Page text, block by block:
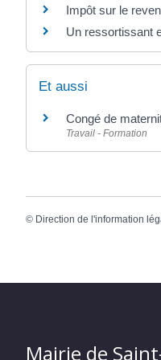
Impôt sur le
Un ressortissant
Et aussi
Congé de
Travail - Formation
© Direction de l'information
Mairie de